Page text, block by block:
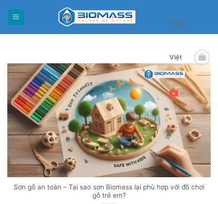
Tiếng
Việt
Sơn gỗ an toàn – Tại sao sơn Biomass lại phù hợp với đồ chơi
gỗ trẻ em?